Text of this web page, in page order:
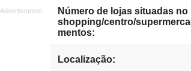
Número de lojas situadas no
shopping/centro/
mentos:
Localização: